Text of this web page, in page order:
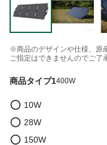
※商品のデザインや仕様、原
ご指定はできませんのでご了
商品タイプ1400W
10W
28W
150W